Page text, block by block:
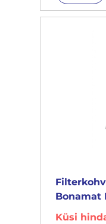
Bonamat
Küsi